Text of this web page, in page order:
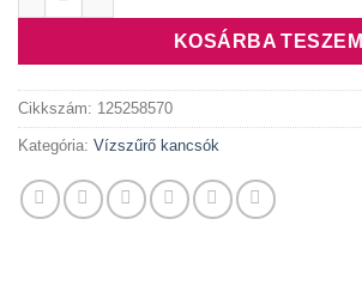
KOSÁRBA TESZEM
Cikkszám: 125258570
Kategória: Vízszűrő kancsók